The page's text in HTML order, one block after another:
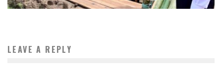
LEAVE A REPLY